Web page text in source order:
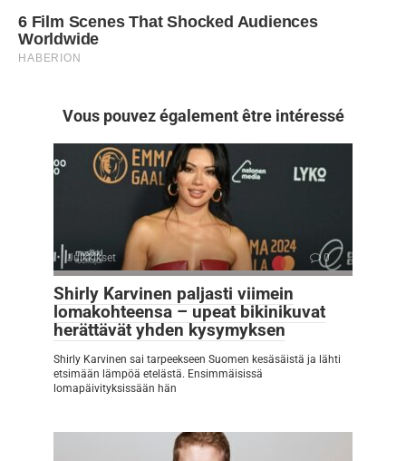
Vous pouvez également être intéressé
Julkkikset 0
Shirly Karvinen paljasti viimein
lomakohteensa – upeat bikinikuvat
herättävät yhden kysymyksen
Shirly Karvinen sai tarpeekseen Suomen kesäsäistä ja lähti
etsimään lämpöä etelästä. Ensimmäisissä
lomapäivityksissään hän